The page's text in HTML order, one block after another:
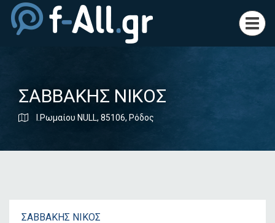
ΣΑΒΒΑΚΗΣ ΝΙΚΟΣ
Ι.Ρωμαίου NULL, 85106, Ρόδος
ΣΑΒΒΑΚΗΣ ΝΙΚΟΣ